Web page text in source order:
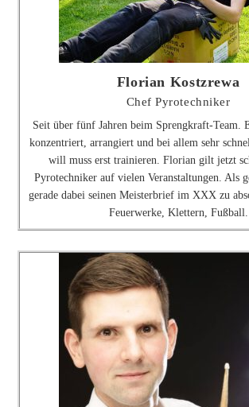
Florian Kostzrewa
Chef Pyrotechniker
Seit über fünf Jahren beim Sprengkraft-Team.
konzentriert, arrangiert und bei allem sehr
will muss erst trainieren. Florian gilt jetzt
Pyrotechniker auf vielen Veranstaltungen. Als
gerade dabei seinen Meisterbrief im XXX zu
Feuerwerke, Klettern, Fußball.